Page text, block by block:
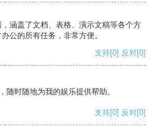
涵盖了文档、表格、演示文稿等各个方
公的所有任务，非常方便。
支持[0] 反对[0]
随时随地为我的娱乐提供帮助。
支持[0] 反对[0]